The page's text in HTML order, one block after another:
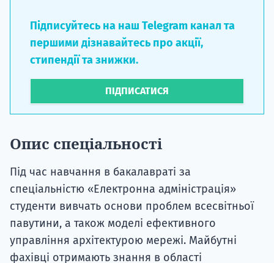
Підписуйтесь на наш Telegram канал та
першими дізнавайтесь про акції,
стипендії та знижки.
ПІДПИСАТИСЯ
Опис спеціальності
Під час навчання в бакалавраті за
спеціальністю «Електронна адміністрація»
студенти вивчать основи проблем всесвітньої
павутини, а також моделі ефективного
управління архітектурою мережі. Майбутні
фахівці отримають знання в області